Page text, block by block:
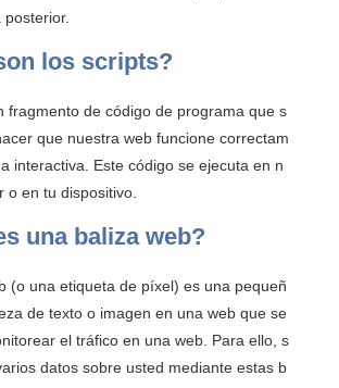
los scripts?
fragmento de código de programa que s
que nuestra web funcione correctam
interactiva. Este código se ejecuta en n
o en tu dispositivo.
una baliza web?
(o una etiqueta de píxel) es una pequeñ
de texto o imagen en una web que se
el tráfico en una web. Para ello, s
datos sobre usted mediante estas b